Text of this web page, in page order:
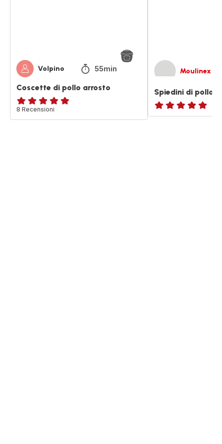
Volpino 55min
Coscette di pollo arrosto
Recensione
di
8 Recensioni
Moulinex
Spiedini di pollo
ratings.NaN